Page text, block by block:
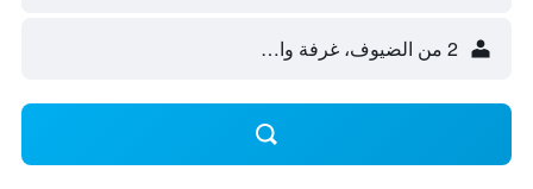
2 من الضيوف، غرفة واحدة